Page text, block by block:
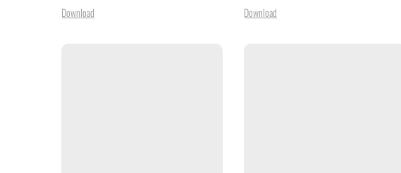
Download Download